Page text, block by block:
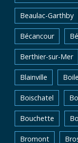
Beaulac-Garthby
Bécancour
Berthier-sur-Mer
Blainville
Boischatel
Bouchette
Bromont